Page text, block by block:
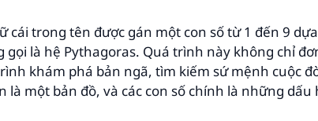
cái trong tên được gán một con số từ 1 đến 9
gọi là hệ Pythagoras. Quá trình này không chỉ
khám phá bản ngã, tìm kiếm sứ mệnh cuộc
là một bản đồ, và các con số chính là những